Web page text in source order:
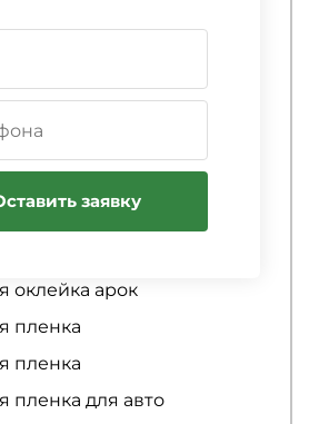
автомобиля
защита автомобиля
защита кузова
защита порогов
оклейка арок
пленка
пленка
пленка для авто
заявку